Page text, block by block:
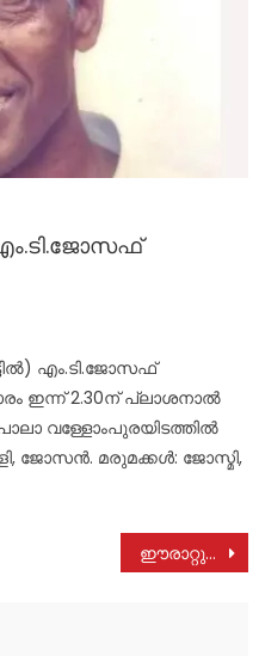
എം.ടി.ജോസഫ്
എം.ടി.ജോസഫ്
ഇന്ന് 2.30ന് പ്ലാശനാൽ
വള്ളോംപുരയിടത്തിൽ
ജോസൻ. മരുമക്കൾ: ജോസ്മി,
ഈരാറ്റുപേട്ട റഗുലേറ്റർ കം ബ്രിഡ്ജ് ഇറിഗേഷൻ എഞ്ചിനീയറുടെ റിപ്പോർട്ട് തള്ളണം